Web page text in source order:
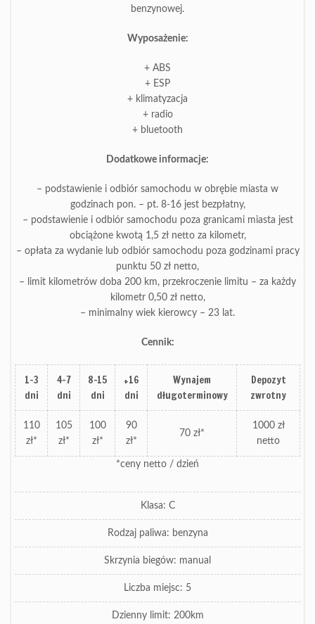
benzynowej.
Wyposażenie:
+ ABS
+ ESP
+ klimatyzacja
+ radio
+ bluetooth
Dodatkowe informacje:
– podstawienie i odbiór samochodu w obrębie miasta w
godzinach pon. – pt. 8-16 jest bezpłatny,
– podstawienie i odbiór samochodu poza granicami miasta jest
obciążone kwotą 1,5 zł netto za kilometr,
– opłata za wydanie lub odbiór samochodu poza godzinami pracy
punktu 50 zł netto,
– limit kilometrów doba 200 km, przekroczenie limitu – za każdy
kilometr 0,50 zł netto,
– minimalny wiek kierowcy – 23 lat.
Cennik:
1-3
dni
4-7
dni
8-15
dni
+16
dni
Wynajem
długoterminowy
Depozyt
zwrotny
110
zł*
105
zł*
100
zł*
90
zł*
70 zł*
1000 zł
netto
*ceny netto / dzień
Klasa: C
Rodzaj paliwa: benzyna
Skrzynia biegów: manual
Liczba miejsc: 5
Dzienny limit: 200km